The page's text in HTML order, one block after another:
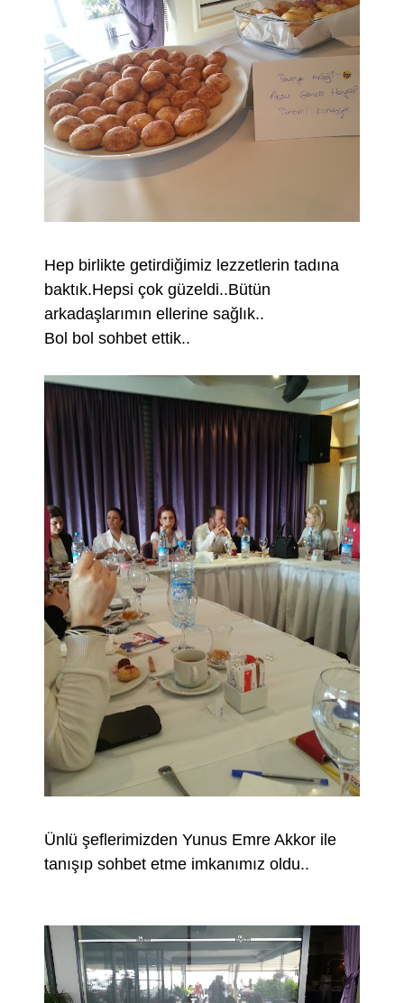
Hep birlikte getirdiğimiz lezzetlerin tadına
baktık.Hepsi çok güzeldi..Bütün
arkadaşlarımın ellerine sağlık..
Bol bol sohbet ettik..
Ünlü şeflerimizden Yunus Emre Akkor ile
tanışıp sohbet etme imkanımız oldu..